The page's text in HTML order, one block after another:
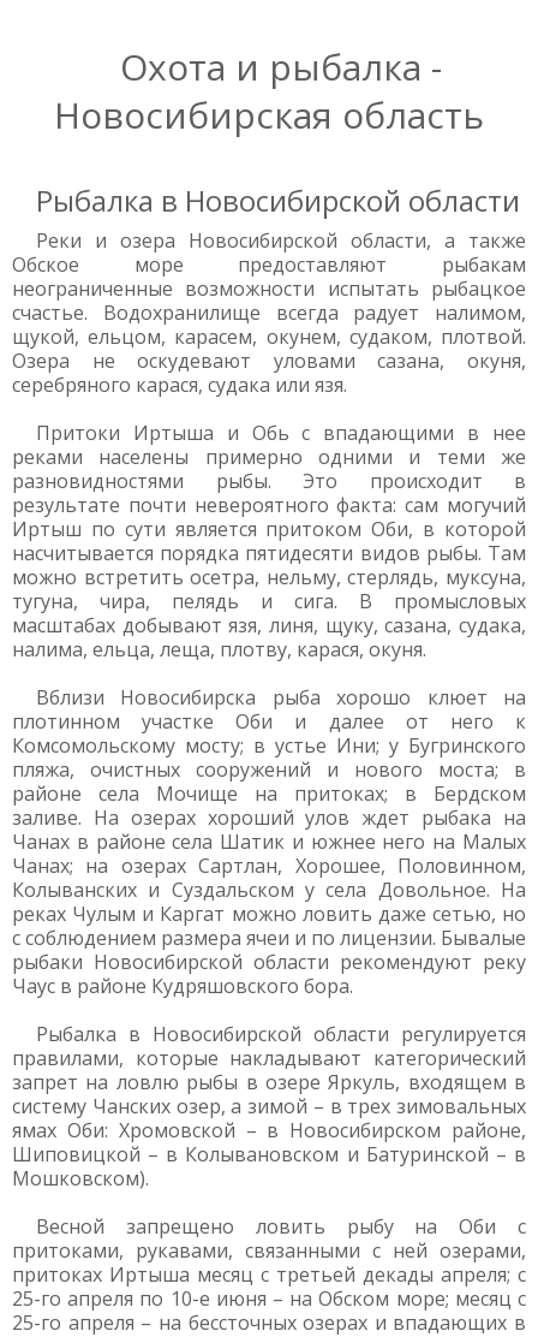
Охота и рыбалка -
Новосибирская область
Рыбалка в Новосибирской области
Реки и озера Новосибирской области, а также
Обское море предоставляют рыбакам
неограниченные возможности испытать рыбацкое
счастье. Водохранилище всегда радует налимом,
щукой, ельцом, карасем, окунем, судаком, плотвой.
Озера не оскудевают уловами сазана, окуня,
серебряного карася, судака или язя.
Притоки Иртыша и Обь с впадающими в нее
реками населены примерно одними и теми же
разновидностями рыбы. Это происходит в
результате почти невероятного факта: сам могучий
Иртыш по сути является притоком Оби, в которой
насчитывается порядка пятидесяти видов рыбы. Там
можно встретить осетра, нельму, стерлядь, муксуна,
тугуна, чира, пелядь и сига. В промысловых
масштабах добывают язя, линя, щуку, сазана, судака,
налима, ельца, леща, плотву, карася, окуня.
Вблизи Новосибирска рыба хорошо клюет на
плотинном участке Оби и далее от него к
Комсомольскому мосту; в устье Ини; у Бугринского
пляжа, очистных сооружений и нового моста; в
районе села Мочище на притоках; в Бердском
заливе. На озерах хороший улов ждет рыбака на
Чанах в районе села Шатик и южнее него на Малых
Чанах; на озерах Сартлан, Хорошее, Половинном,
Колыванских и Суздальском у села Довольное. На
реках Чулым и Каргат можно ловить даже сетью, но
с соблюдением размера ячеи и по лицензии. Бывалые
рыбаки Новосибирской области рекомендуют реку
Чаус в районе Кудряшовского бора.
Рыбалка в Новосибирской области регулируется
правилами, которые накладывают категорический
запрет на ловлю рыбы в озере Яркуль, входящем в
систему Чанских озер, а зимой – в трех зимовальных
ямах Оби: Хромовской – в Новосибирском районе,
Шиповицкой – в Колывановском и Батуринской – в
Мошковском).
Весной запрещено ловить рыбу на Оби с
притоками, рукавами, связанными с ней озерами,
притоках Иртыша месяц с третьей декады апреля; с
25-го апреля по 10-е июня – на Обском море; месяц с
25-го апреля – на бессточных озерах и впадающих в